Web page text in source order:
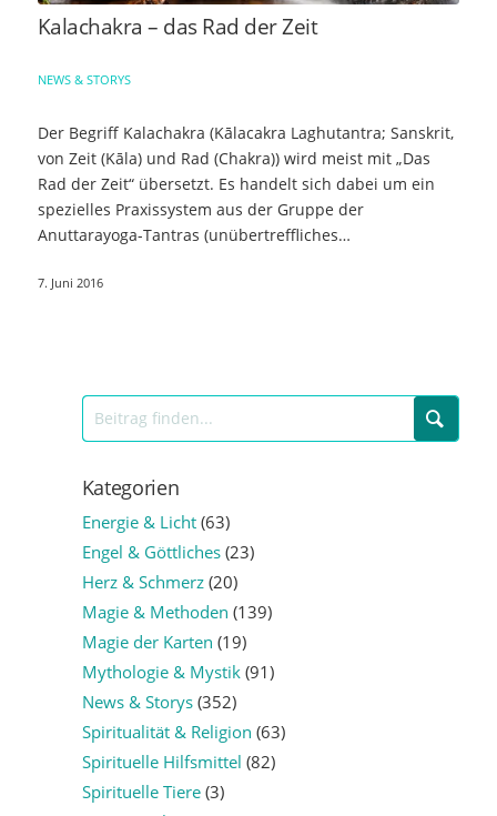
Kalachakra – das Rad der Zeit
NEWS & STORYS
Der Begriff Kalachakra (Kālacakra Laghutantra; Sanskrit,
von Zeit (Kāla) und Rad (Chakra)) wird meist mit „Das
Rad der Zeit“ übersetzt. Es handelt sich dabei um ein
spezielles Praxissystem aus der Gruppe der
Anuttarayoga-Tantras (unübertreffliches…
7. Juni 2016
Kategorien
Energie & Licht(63)
Engel & Göttliches(23)
Herz & Schmerz(20)
Magie & Methoden (139)
Magie der Karten (19)
Mythologie & Mystik(91)
News & Storys(352)
Spiritualität & Religion (63)
Spirituelle Hilfsmittel (82)
Spirituelle Tiere(3)